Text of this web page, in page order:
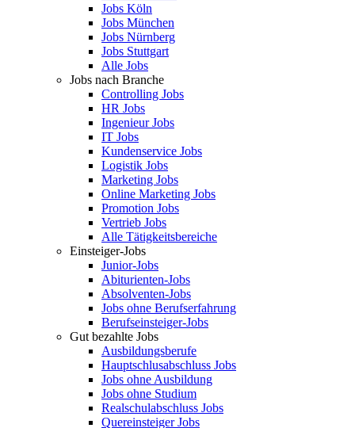
Jobs Köln
Jobs München
Jobs Nürnberg
Jobs Stuttgart
Alle Jobs
Jobs nach Branche
Controlling Jobs
HR Jobs
Ingenieur Jobs
IT Jobs
Kundenservice Jobs
Logistik Jobs
Marketing Jobs
Online Marketing Jobs
Promotion Jobs
Vertrieb Jobs
Alle Tätigkeitsbereiche
Einsteiger-Jobs
Junior-Jobs
Abiturienten-Jobs
Absolventen-Jobs
Jobs ohne Berufserfahrung
Berufseinsteiger-Jobs
Gut bezahlte Jobs
Ausbildungsberufe
Hauptschlusabschluss Jobs
Jobs ohne Ausbildung
Jobs ohne Studium
Realschulabschluss Jobs
Quereinsteiger Jobs